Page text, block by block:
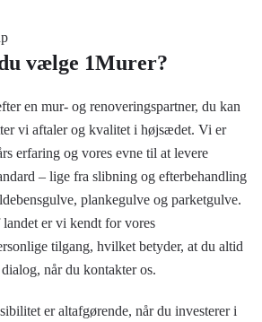
vælge 1Murer?
en mur- og renoveringspartner, du kan
vi aftaler og kvalitet i højsædet. Vi er
erfaring og vores evne til at levere
– lige fra slibning og efterbehandling
plankegulve og parketgulve.
er vi kendt for vores
tilgang, hvilket betyder, at du altid
når du kontakter os.
er altafgørende, når du investerer i